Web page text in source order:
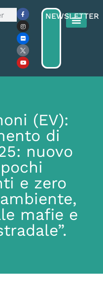
NEWSLETTER
(EV):
di
nuovo
e zero
mafie e